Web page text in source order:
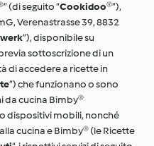
(di seguito “Cookidoo®”),
Verenastrasse 39, 8832
”), disponibile su
sottoscrizione di un
di accedere a ricette in
”) che funzionano o sono
da cucina Bimby®
o dispositivi mobili, nonché
cucina e Bimby® (le Ricette